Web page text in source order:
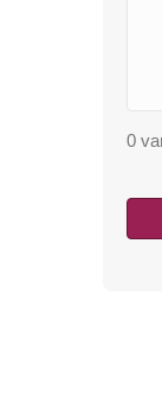
0